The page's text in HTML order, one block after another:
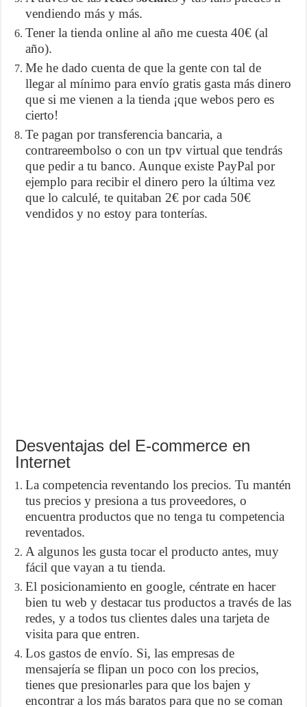
vendiendo más y más.
Tener la tienda online al año me cuesta 40€ (al
año).
Me he dado cuenta de que la gente con tal de
llegar al mínimo para envío gratis gasta más dinero
que si me vienen a la tienda ¡que webos pero es
cierto!
Te pagan por transferencia bancaria, a
contrareembolso o con un tpv virtual que tendrás
que pedir a tu banco. Aunque existe PayPal por
ejemplo para recibir el dinero pero la última vez
que lo calculé, te quitaban 2€ por cada 50€
vendidos y no estoy para tonterías.
Desventajas del E-commerce en
Internet
La competencia reventando los precios. Tu mantén
tus precios y presiona a tus proveedores, o
encuentra productos que no tenga tu competencia
reventados.
A algunos les gusta tocar el producto antes, muy
fácil que vayan a tu tienda.
El posicionamiento en google, céntrate en hacer
bien tu web y destacar tus productos a través de las
redes, y a todos tus clientes dales una tarjeta de
visita para que entren.
Los gastos de envío. Si, las empresas de
mensajería se flipan un poco con los precios,
tienes que presionarles para que los bajen y
encontrar a los más baratos para que no se coman